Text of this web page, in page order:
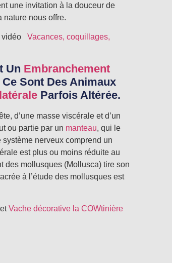
une invitation à la douceur de
nature nous offre.
vidéo Vacances, coquillages,
Un Embranchement
Ce Sont Des Animaux
Parfois Altérée.
d’une masse viscérale et d’un
ou partie par un manteau, qui le
nerveux comprend un
est plus ou moins réduite au
des mollusques (Mollusca) tire son
à l’étude des mollusques est
Vache décorative la COWtinière